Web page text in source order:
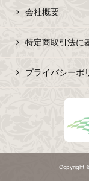
会社概要
特定商取引法に
プライバシーポ
Copyright